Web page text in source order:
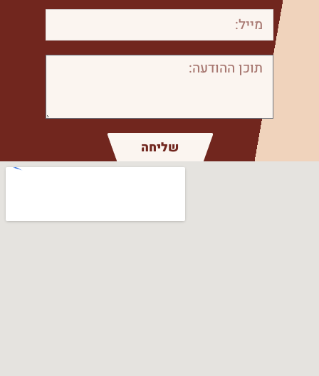
שליחה